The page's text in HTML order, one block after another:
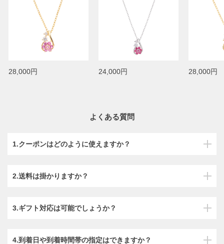
28,000円 24,000円 28,000円
よくある質問
1.クーポンはどのように使えますか？
2.送料は掛かりますか？
3.ギフト対応は可能でしょうか？
4.到着日や到着時間帯の指定はできますか？